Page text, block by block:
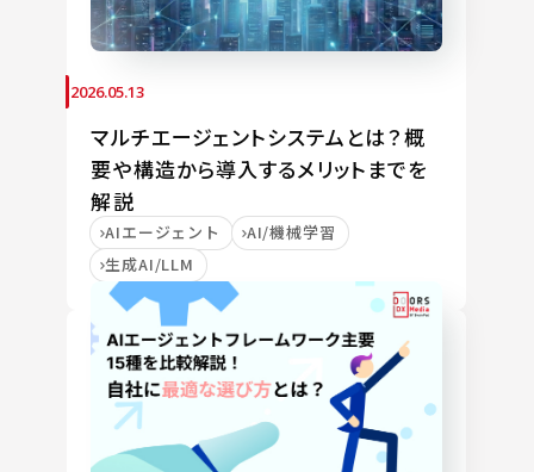
2026.05.13
マルチエージェントシステムとは？概
要や構造から導入するメリットまでを
解説
AIエージェント
AI/機械学習
生成AI/LLM